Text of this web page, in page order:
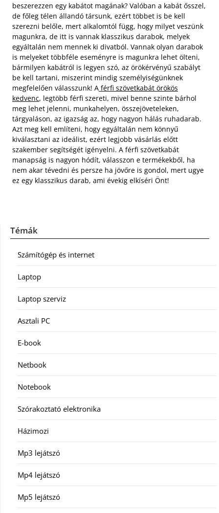
beszerezzen egy kabátot magának? Valóban a kabát ősszel,
de főleg télen állandó társunk, ezért többet is be kell
szerezni belőle, mert alkalomtól függ, hogy milyet veszünk
magunkra, de itt is vannak klasszikus darabok, melyek
egyáltalán nem mennek ki divatból. Vannak olyan darabok
is melyeket többféle eseményre is magunkra lehet ölteni,
bármilyen kabátról is legyen szó, az örökérvényű szabályt
be kell tartani, miszerint mindig személyiségünknek
megfelelően válasszunk! A férfi szövetkabát örökös
kedvenc, legtöbb férfi szereti, mivel benne szinte bárhol
meg lehet jelenni, munkahelyen, összejöveteleken,
tárgyaláson, az igazság az, hogy nagyon hálás ruhadarab.
Azt meg kell említeni, hogy egyáltalán nem könnyű
kiválasztani az ideálist, ezért legjobb vásárlás előtt
szakember segítségét igényelni. A férfi szövetkabát
manapság is nagyon hódít, válasszon e termékekből, ha
nem akar tévedni és persze ha jövőre is gondol, mert ugye
ez egy klasszikus darab, ami évekig elkíséri Önt!
Témák
Számítógép és internet
Laptop
Laptop szerviz
Asztali PC
E-book
Netbook
Notebook
Szórakoztató elektronika
Házimozi
Mp3 lejátszó
Mp4 lejátszó
Mp5 lejátszó